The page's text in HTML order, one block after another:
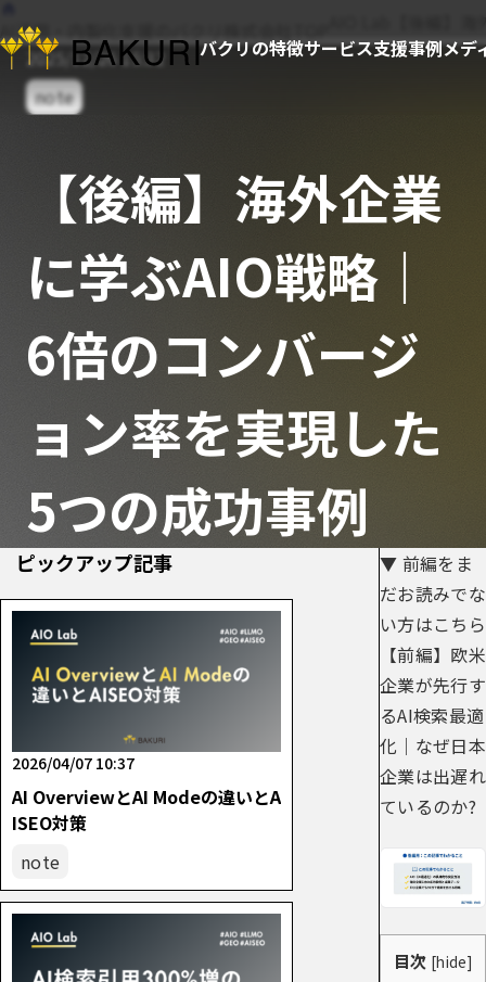
バクリの特徴サービス支援事例メデ
AI活用・内製化支援のバクリ株式会社TOP
2025/12/26 15:32
note
【後編】海外企業
に学ぶAIO戦略｜
6倍のコンバージ
ョン率を実現した
5つの成功事例
▼ 前編をま
だお読みでな
い方はこちら
【前編】欧米
企業が先行す
るAI検索最適
化｜なぜ日本
企業は出遅れ
ているのか?
目次 [hide]
ピックアップ記事
2026/04/07 10:37
AI OverviewとAI Modeの違いとA
ISEO対策
note